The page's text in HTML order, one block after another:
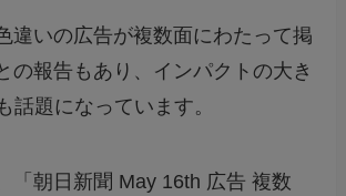
違いの広告が複数面にわたって掲
の報告もあり、インパクトの大き
話題になっています。
「朝日新聞 May 16th 広告 複数